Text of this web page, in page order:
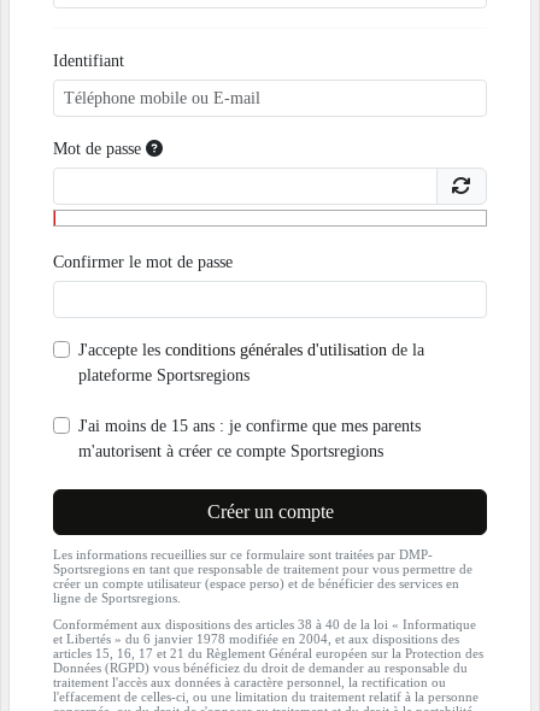
Identifiant
Mot de passe
Confirmer le mot de passe
J'accepte les conditions générales d'utilisation de la
plateforme Sportsregions
J'ai moins de 15 ans : je confirme que mes parents
m'autorisent à créer ce compte Sportsregions
Créer un compte
Les informations recueillies sur ce formulaire sont traitées par DMP-
Sportsregions en tant que responsable de traitement pour vous permettre de
créer un compte utilisateur (espace perso) et de bénéficier des services en
ligne de Sportsregions.
Conformément aux dispositions des articles 38 à 40 de la loi « Informatique
et Libertés » du 6 janvier 1978 modifiée en 2004, et aux dispositions des
articles 15, 16, 17 et 21 du Règlement Général européen sur la Protection des
Données (RGPD) vous bénéficiez du droit de demander au responsable du
traitement l'accès aux données à caractère personnel, la rectification ou
l'effacement de celles-ci, ou une limitation du traitement relatif à la personne